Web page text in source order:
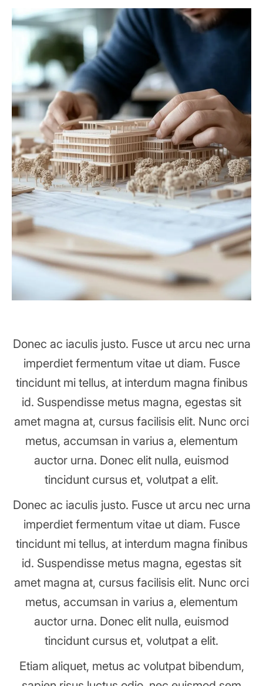
Donec ac iaculis justo. Fusce ut arcu nec urna
imperdiet fermentum vitae ut diam. Fusce
tincidunt mi tellus, at interdum magna finibus
id. Suspendisse metus magna, egestas sit
amet magna at, cursus facilisis elit. Nunc orci
metus, accumsan in varius a, elementum
auctor urna. Donec elit nulla, euismod
tincidunt cursus et, volutpat a elit.
Donec ac iaculis justo. Fusce ut arcu nec urna
imperdiet fermentum vitae ut diam. Fusce
tincidunt mi tellus, at interdum magna finibus
id. Suspendisse metus magna, egestas sit
amet magna at, cursus facilisis elit. Nunc orci
metus, accumsan in varius a, elementum
auctor urna. Donec elit nulla, euismod
tincidunt cursus et, volutpat a elit.
Etiam aliquet, metus ac volutpat bibendum,